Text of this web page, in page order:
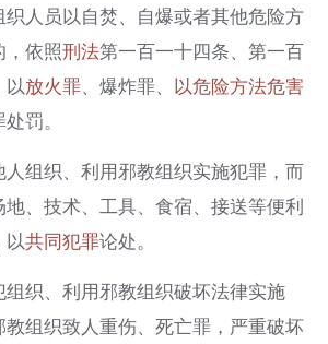
人员以自焚、自爆或者其他危险方
依照刑法第一百一十四条、第一百
以放火罪、爆炸罪、 以危险方法危害
罚。
组织、利用邪教组织实施犯罪，而
、技术、工具、食宿、接送等便利
以共同犯罪论处。
织、利用邪教组织破坏法律实施
组织致人重伤、死亡罪，严重破坏